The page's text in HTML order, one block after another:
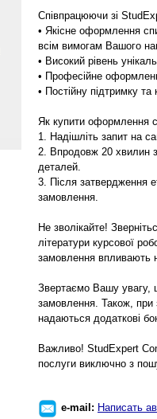
Співпрацюючи зі
• Якісне оформлення
всім вимогам Вашого
• Високий рівень
• Професійне
• Постійну підтримку
Як купити оформлення
1. Надішліть запит на
2. Впродовж 20 хвилин
деталей.
3. Після затвердження
замовлення.
Не зволікайте!
літератури курсової
замовлення впливають
Звертаємо Вашу увагу,
замовлення. Також, при
надаються додаткові
Важливо! StudExpert
послуги виключно з
e-mail: Написать